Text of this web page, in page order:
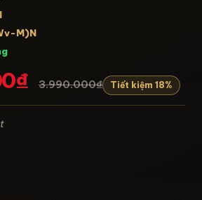
M)N
3.990.000₫ Tiết kiệm 18%